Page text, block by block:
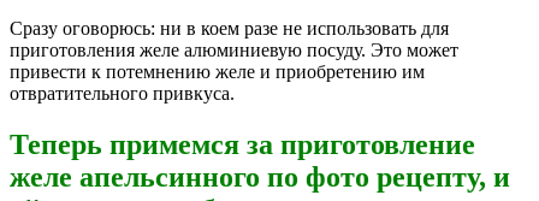
Сразу оговорюсь: ни в коем разе не использовать для
приготовления желе алюминиевую посуду. Это может
привести к потемнению желе и приобретению им
отвратительного привкуса.
Теперь примемся за приготовление
желе апельсинного по фото рецепту, и